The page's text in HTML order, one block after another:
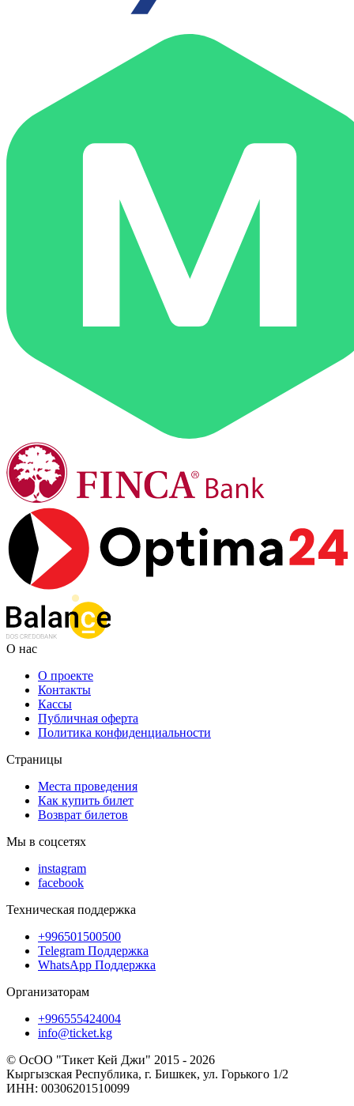
О нас
О проекте
Контакты
Кассы
Публичная оферта
Политика конфиденциальности
Страницы
Места проведения
Как купить билет
Возврат билетов
Мы в соцсетях
instagram
facebook
Техническая поддержка
+996501500500
Telegram Поддержка
WhatsApp Поддержка
Организаторам
+996555424004
info@ticket.kg
© ОсОО "Тикет Кей Джи" 2015 - 2026
Кыргызская Республика, г. Бишкек, ул. Горького 1/2
ИНН: 00306201510099